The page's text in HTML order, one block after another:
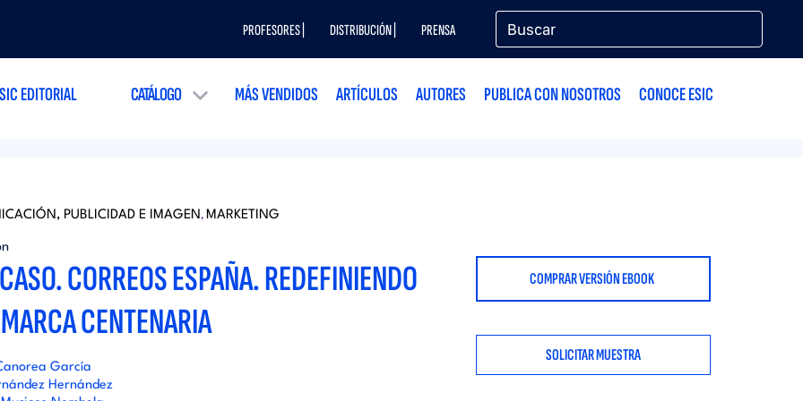
PROFESORES | DISTRIBUCIÓN | PRENSA
EDITORIAL CATÁLOGO MÁS VENDIDOS ARTÍCULOS AUTORES PUBLICA CON NOSOTROS CONOCE ESIC
PUBLICIDAD E IMAGEN, MARKETING
CORREOS ESPAÑA. REDEFINIENDO
CENTENARIA
García
Hernández
COMPRAR VERSIÓN EBOOK
SOLICITAR MUESTRA